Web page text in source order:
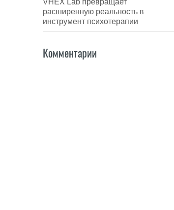
расширенную реальность в
инструмент психотерапии
Комментарии